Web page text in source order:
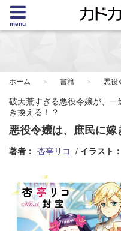
menu
ホーム 書籍 悪役
破天荒すぎる悪役令嬢が、
き換える！？
悪役令嬢は、庶民に嫁
著者： 杏亭リコ イラスト：